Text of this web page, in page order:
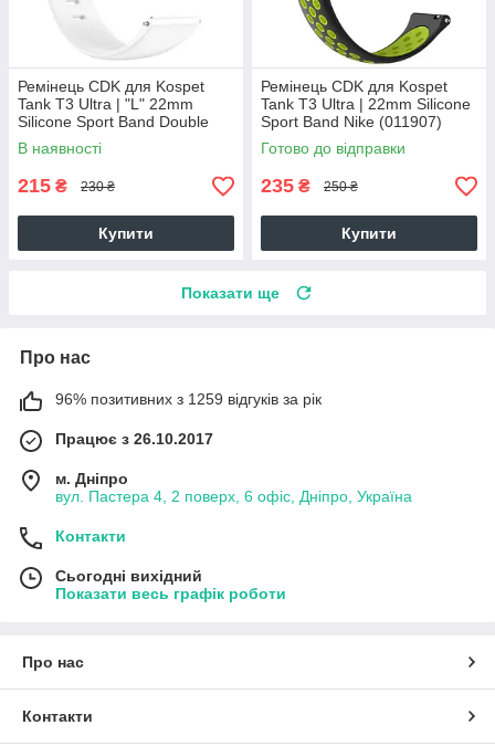
Ремінець CDK для Kospet
Tank T3 Ultra | "L" 22mm
Silicone Sport Band Double
Loop (023334) (white)
В наявності
215 ₴ 230 ₴
Купити
Ремінець CDK для Kospet
Tank T3 Ultra | 22mm Silicone
Sport Band Nike (011907)
(black / green)
Готово до відправки
235 ₴ 250 ₴
Купити
Показати ще
Про нас
96% позитивних з 1259 відгуків за рік
Працює з 26.10.2017
м. Дніпро
вул. Пастера 4, 2 поверх, 6 офіс, Дніпро, Україна
Контакти
Сьогодні вихідний
Показати весь графік роботи
Про нас
Контакти